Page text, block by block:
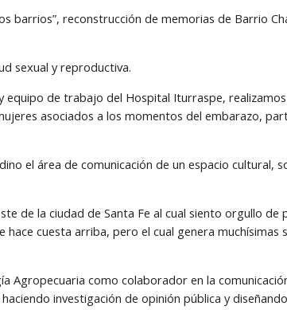
barrios”, reconstrucción de memorias de Barrio
sexual y reproductiva.
equipo de trabajo del Hospital Iturraspe,
asociados a los momentos del embarazo,
el área de comunicación de un espacio cultural,
de la ciudad de Santa Fe al cual siento orgullo de
cuesta arriba, pero el cual genera muchísimas
Agropecuaria como colaborador en la
investigación de opinión pública y